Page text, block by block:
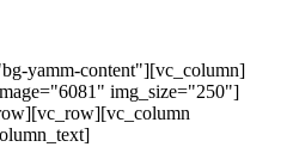
yamm-content"][vc_column]
img_size="250"]